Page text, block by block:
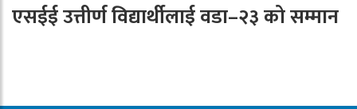
एसईई उत्तीर्ण विद्यार्थीलाई वडा–२३ को सम्मान